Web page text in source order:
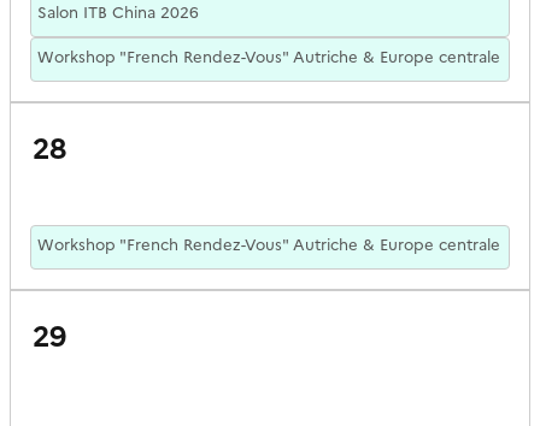
Salon ITB China 2026
Workshop "French Rendez-Vous" Autriche & Europe centrale
28
Workshop "French Rendez-Vous" Autriche & Europe centrale
29